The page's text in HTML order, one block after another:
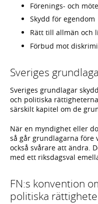
Förenings- och
Skydd för egendom
Rätt till allmän och
Förbud mot
Sveriges
Sveriges grundlagar
och politiska
särskilt kapitel om de
När en myndighet eller
så går grundlagarna före
också svårare att ändra.
med ett riksdagsval
FN:s konvention
politiska